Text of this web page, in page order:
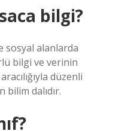
bilgi?
sosyal alanlarda
bilgi ve verinin
düzenli
dalıdır.